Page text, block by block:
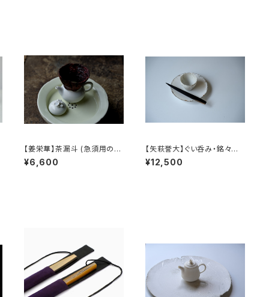
【姜栄華】茶漏斗 (急須用の茶
葉じょうご) / 【Jiang Rongh
ua】Tea Funnel
¥6,600
【矢萩誉大】ぐい呑み・銘々皿・
菓子切 / 【Takahiro 】Sake
Cup, Plate & Japanese S
¥12,500